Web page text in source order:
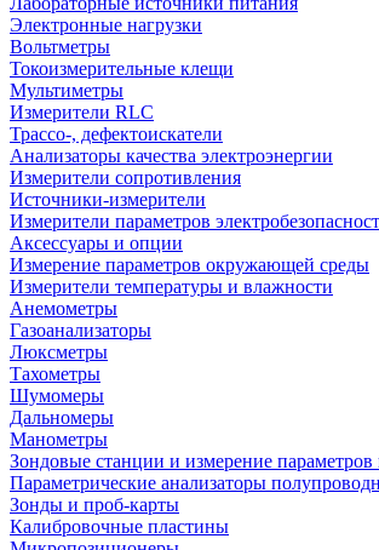
Электронные нагрузки
Вольтметры
Токоизмерительные клещи
Мультиметры
Измерители RLC
Трассо-, дефектоискатели
Анализаторы качества электроэнергии
Измерители сопротивления
Источники-измерители
Измерители параметров
Аксессуары и опции
Измерение параметров окружающей среды
Измерители температуры и влажности
Анемометры
Газоанализаторы
Люксметры
Тахометры
Шумомеры
Дальномеры
Манометры
Зондовые станции и измерение
Параметрические анализаторы
Зонды и проб-карты
Калибровочные пластины